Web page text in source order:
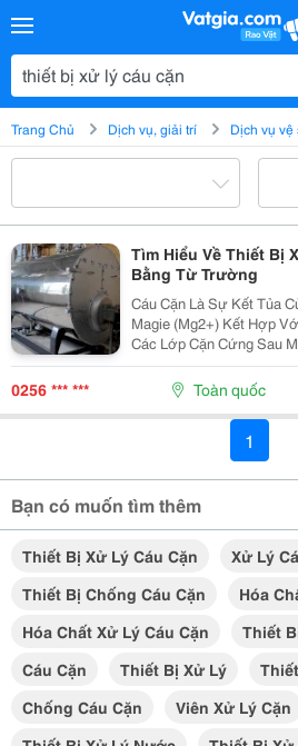
Trang Chủ Dịch vụ, giải trí Dịch vụ vệ
Tìm Hiểu Về Thiết Bị
Bằng Từ Trường
Cáu Cặn Là Sự Kết Tủa
Magie (Mg2+) Kết Hợp
Các Lớp Cặn Cứng Sau
Một Vấn Đề Phổ Biến
Chiller Và Hệ Thống
0256 *** *** Toàn quốc
1
Bạn có muốn tìm thêm
Thiết Bị Xử Lý Cáu Cặn
Xử Lý
Thiết Bị Chống Cáu Cặn
Hóa
Hóa Chất Xử Lý Cáu Cặn
Thiết
Cáu Cặn
Thiết Bị Xử Lý
Chống Cáu Cặn
Viên Xử Lý Cặn